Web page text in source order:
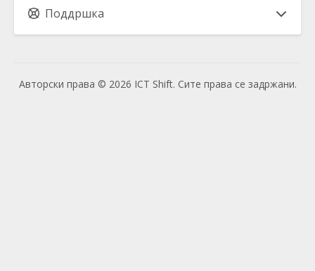
Поддршка
Авторски права © 2026 ICT Shift. Сите права се задржани.